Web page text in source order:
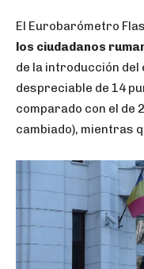
El Eurobarómetro
los ciudadanos
de la introducción del
despreciable de 14
comparado con el de
cambiado), mientras